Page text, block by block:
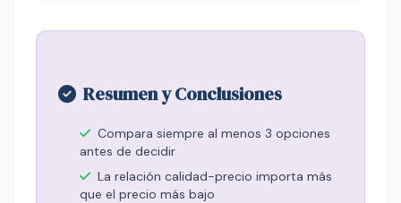
Resumen y Conclusiones
Compara siempre al menos 3 opciones
antes de decidir
La relación calidad-precio importa más
que el precio más bajo